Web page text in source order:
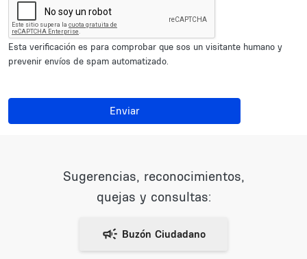
Esta verificación es para comprobar que sos un visitante humano y
prevenir envíos de spam automatizado.
Enviar
Sugerencias, reconocimientos,
quejas y consultas: